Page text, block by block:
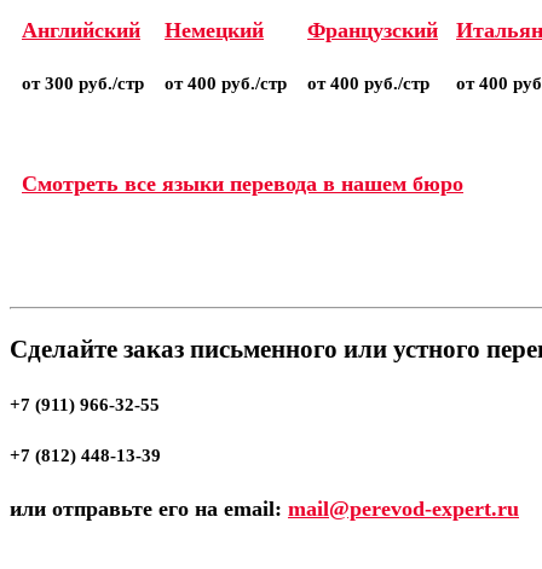
Английский
от 300 руб./стр
Немецкий
от 400 руб./стр
Французский
от 400 руб./стр от 400
Смотреть все языки перевода в нашем бюро
Сделайте заказ письменного или устного
+7 (911) 966-32-55
+7 (812) 448-13-39
или отправьте его на email: mail@perevod-expert.ru